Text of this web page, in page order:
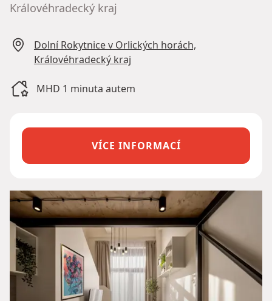
Královéhradecký kraj
Dolní Rokytnice v Orlických horách,
Královéhradecký kraj
MHD 1 minuta autem
VÍCE INFORMACÍ